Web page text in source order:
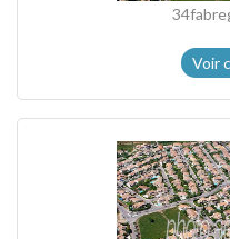
Voir